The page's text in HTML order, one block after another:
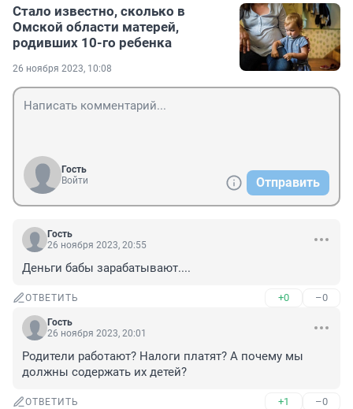
Стало известно, сколько в
Омской области матерей,
родивших 10-го ребенка
26 ноября 2023, 10:08
Гость
Войти
Отправить
Гость
26 ноября 2023, 20:55
Деньги бабы зарабатывают....
ОТВЕТИТЬ +0 –0
Гость
26 ноября 2023, 20:01
Родители работают? Налоги платят? А почему мы
должны содержать их детей?
ОТВЕТИТЬ +1 –0